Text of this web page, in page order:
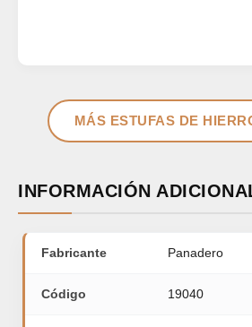
MÁS ESTUFAS DE
INFORMACIÓN
Fabricante Panadero
Código 19040